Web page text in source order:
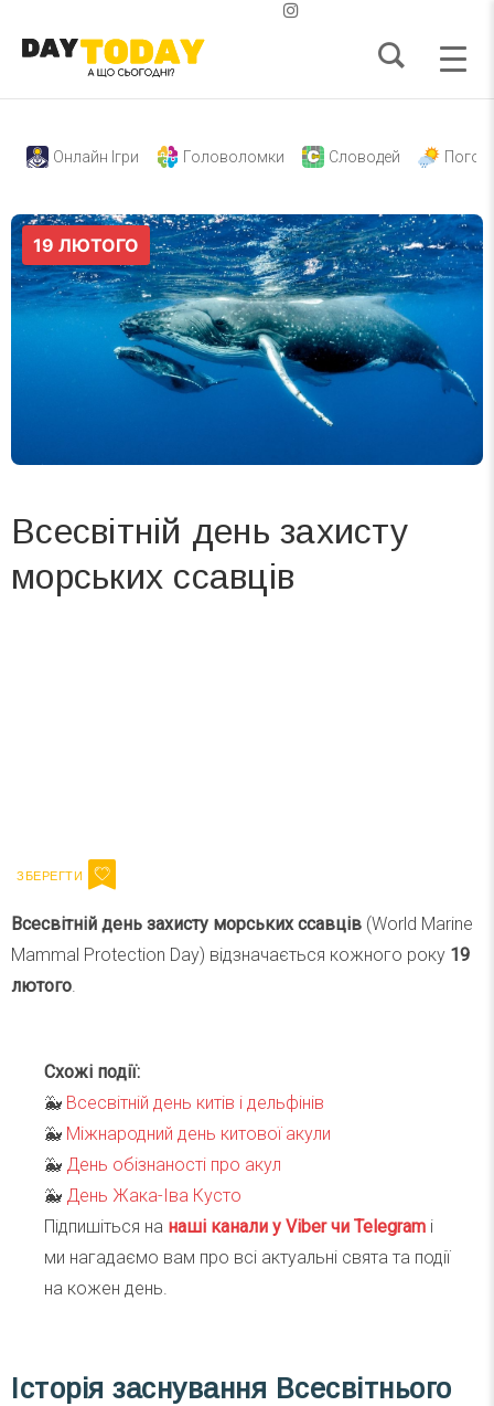
Онлайн Ігри Головоломки Словодей
Всесвітній день захисту
морських ссавців
Всесвітній день захисту морських ссавців (World Marine
Mammal Protection Day) відзначається кожного року 19
лютого.
Схожі події:
🐳 Всесвітній день китів і дельфінів
🐳 Міжнародний день китової акули
🐳 День обізнаності про акул
🐳 День Жака-Іва Кусто
Підпишіться на наші канали у Viber чи Telegram і
ми нагадаємо вам про всі актуальні свята та події
на кожен день.
Історія заснування Всесвітнього